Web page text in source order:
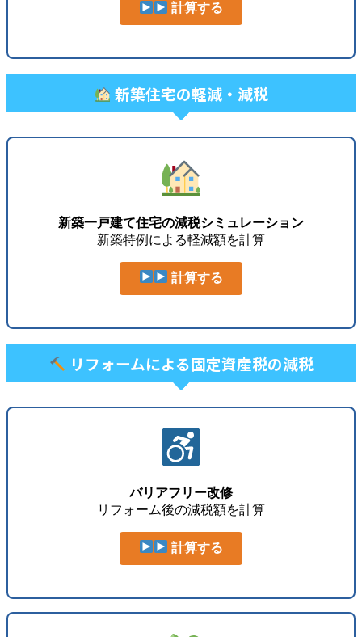
計算する
新築住宅の軽減・減税
新築一戸建て住宅の減税シミュレーション
新築特例による軽減額を計算
計算する
リフォームによる固定資産税の減税
バリアフリー改修
リフォーム後の減税額を計算
計算する